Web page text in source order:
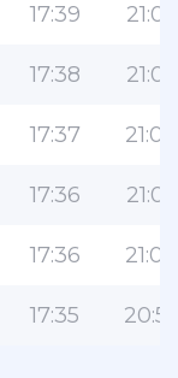
17:39 21:07
17:38 21:05
17:37 21:04
17:36 21:02
17:36 21:00
17:35